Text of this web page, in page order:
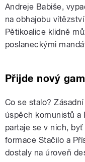
Andreje Babiše,
na obhajobu
Pětikoalice klidně
poslaneckými
Přijde nový
Co se stalo?
úspěch komunistů a
partaje se v nich,
formace Stačilo a
dostaly na úroveň